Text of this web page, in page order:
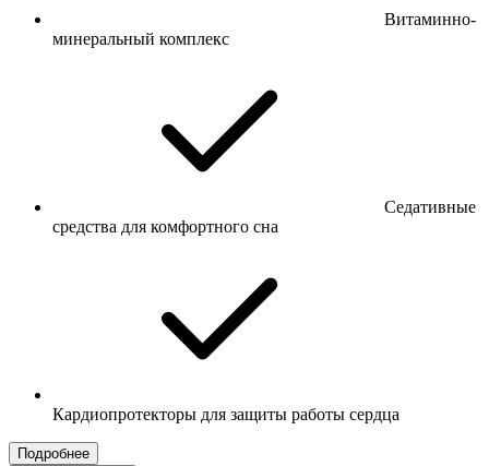
Витаминно-
минеральный комплекс
Седативные
средства для комфортного сна
Кардиопротекторы для защиты работы сердца
Подробнее